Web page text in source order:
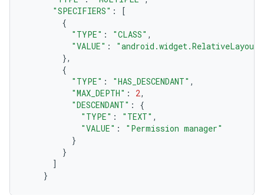
"SPECIFIERS" :
[
{
"TYPE" : "CLASS" ,
"VALUE" :
"android.widget.RelativeLayout"
},
{
"TYPE" : "HAS_DESCENDANT" ,
"MAX_DEPTH" : 2,
"DESCENDANT" :
{
"TYPE" : "TEXT" ,
"VALUE" :
"Permission manager"
}
}
]
}